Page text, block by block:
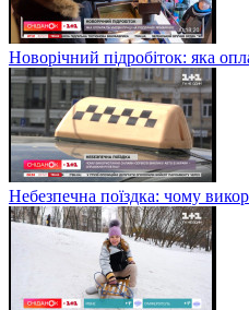
Новорічний підробіток: яка
Небезпечна поїздка: чому